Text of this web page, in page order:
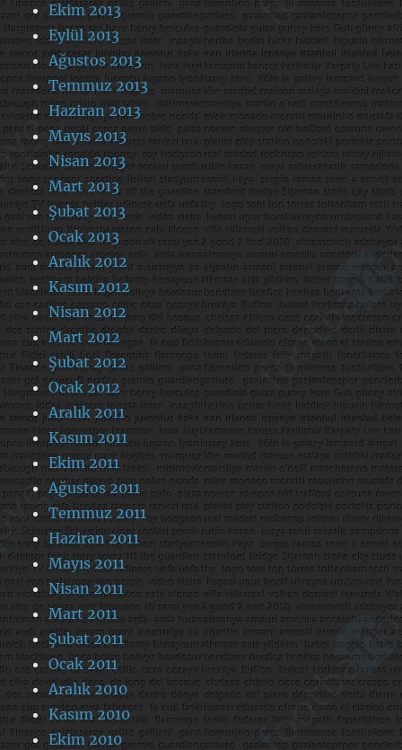
Ekim 2013
Eylül 2013
Ağustos 2013
Temmuz 2013
Haziran 2013
Mayıs 2013
Nisan 2013
Mart 2013
Şubat 2013
Ocak 2013
Aralık 2012
Kasım 2012
Nisan 2012
Mart 2012
Şubat 2012
Ocak 2012
Aralık 2011
Kasım 2011
Ekim 2011
Ağustos 2011
Temmuz 2011
Haziran 2011
Mayıs 2011
Nisan 2011
Mart 2011
Şubat 2011
Ocak 2011
Aralık 2010
Kasım 2010
Ekim 2010